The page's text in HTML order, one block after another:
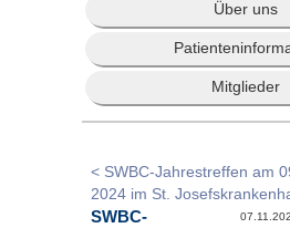
Über uns
Mitglieder
< SWBC-Jahrestreffen am
2024 im St.
SWBC-